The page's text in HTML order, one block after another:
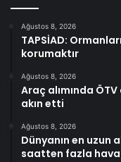
Ağustos 8, 2026
TAPSİAD:
korumaktır
Ağustos 8, 2026
Araç alımında
akın etti
Ağustos 8, 2026
Dünyanın en uzun
saatten fazla